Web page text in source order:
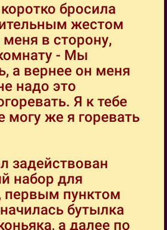
бросила
жестом
в сторону,
- Мы
а вернее он меня
надо это
Я к тебе
могу же я горевать
задействован
набор для
первым пунктом
бутылка
а далее по